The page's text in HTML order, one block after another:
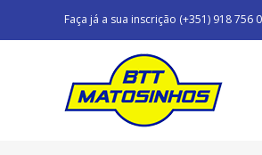
Faça já a sua inscrição (+351) 918 756